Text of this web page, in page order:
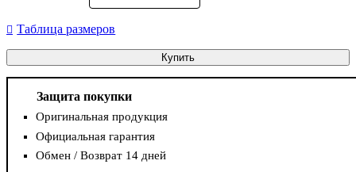
Таблица размеров
Купить
Защита покупки
Оригинальная продукция
Официальная гарантия
Обмен / Возврат 14 дней